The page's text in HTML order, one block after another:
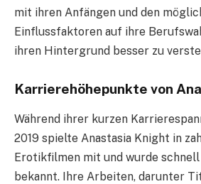
mit ihren Anfängen und den
Einflussfaktoren auf ihre
ihren Hintergrund besser zu
Karrierehöhepunkte von
Während ihrer kurzen
2019 spielte Anastasia Knight in
Erotikfilmen mit und wurde
bekannt. Ihre Arbeiten, darunter